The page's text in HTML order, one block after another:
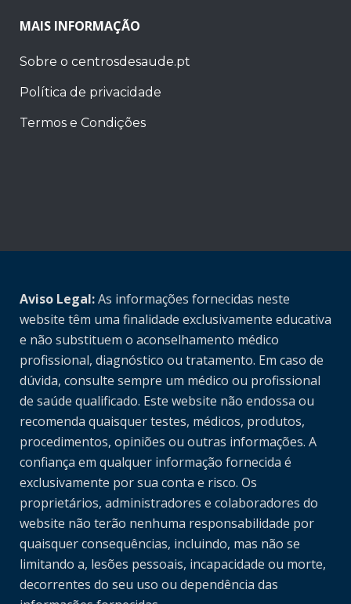
MAIS INFORMAÇÃO
Sobre o centrosdesaude.pt
Política de privacidade
Termos e Condições
Aviso Legal:As informações fornecidas neste
website têm uma finalidade exclusivamente educativa
e não substituem o aconselhamento médico
profissional, diagnóstico ou tratamento. Em caso de
dúvida, consulte sempre um médico ou profissional
de saúde qualificado. Este website não endossa ou
recomenda quaisquer testes, médicos, produtos,
procedimentos, opiniões ou outras informações. A
confiança em qualquer informação fornecida é
exclusivamente por sua conta e risco. Os
proprietários, administradores e colaboradores do
website não terão nenhuma responsabilidade por
quaisquer consequências, incluindo, mas não se
limitando a, lesões pessoais, incapacidade ou morte,
decorrentes do seu uso ou dependência das